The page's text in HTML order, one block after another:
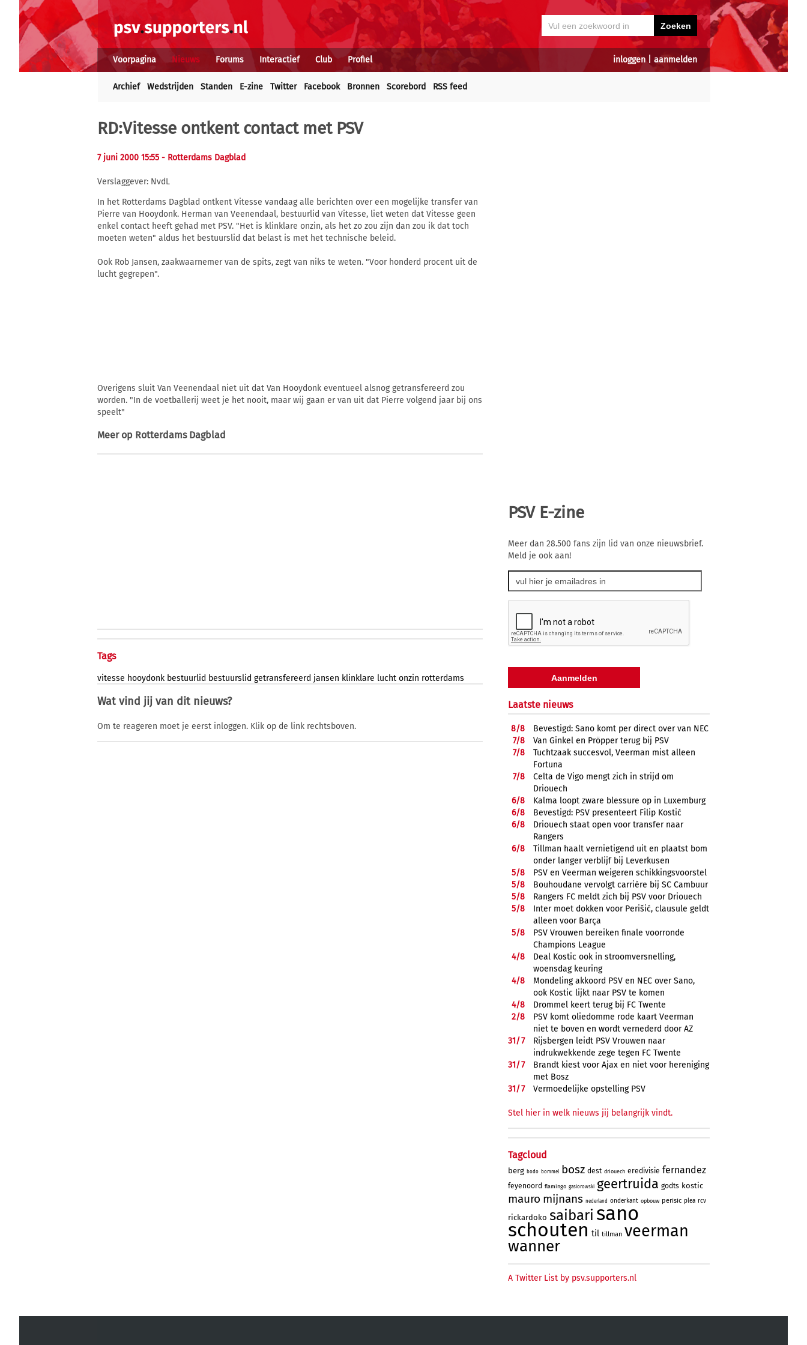
inloggen| aanmelden
Voorpagina Nieuws Forums Interactief Club Profiel
Archief Wedstrijden Standen E-zine Twitter Facebook Bronnen Scorebord RSS feed
RD:Vitesse ontkent contact met PSV
7 juni 2000 15:55 - Rotterdams Dagblad
Verslaggever: NvdL
In het Rotterdams Dagblad ontkent Vitesse vandaag alle berichten over een mogelijke transfer van
Pierre van Hooydonk. Herman van Veenendaal, bestuurlid van Vitesse, liet weten dat Vitesse geen
enkel contact heeft gehad met PSV. "Het is klinklare onzin, als het zo zou zijn dan zou ik dat toch
moeten weten" aldus het bestuurslid dat belast is met het technische beleid.
Ook Rob Jansen, zaakwaarnemer van de spits, zegt van niks te weten. "Voor honderd procent uit de
lucht gegrepen".
Overigens sluit Van Veenendaal niet uit dat Van Hooydonk eventueel alsnog getransfereerd zou
worden. "In de voetballerij weet je het nooit, maar wij gaan er van uit dat Pierre volgend jaar bij ons
speelt"
Meer op Rotterdams Dagblad
Tags
vitesse hooydonk bestuurlid bestuurslid getransfereerd jansen klinklare lucht onzin rotterdams
Wat vind jij van dit nieuws?
Om te reageren moet je eerst inloggen. Klik op de link rechtsboven.
PSV E-zine
Meer dan 28.500 fans zijn lid van onze nieuwsbrief.
Meld je ook aan!
Laatste nieuws
8/8
Bevestigd: Sano komt per direct over van NEC
7/8
Van Ginkel en Pröpper terug bij PSV
7/8
Tuchtzaak succesvol, Veerman mist alleen
Fortuna
7/8
Celta de Vigo mengt zich in strijd om
Driouech
6/8
Kalma loopt zware blessure op in Luxemburg
6/8
Bevestigd: PSV presenteert Filip Kostić
6/8
Driouech staat open voor transfer naar
Rangers
6/8
Tillman haalt vernietigend uit en plaatst bom
onder langer verblijf bij Leverkusen
5/8
PSV en Veerman weigeren schikkingsvoorstel
5/8
Bouhoudane vervolgt carrière bij SC Cambuur
5/8
Rangers FC meldt zich bij PSV voor Driouech
5/8
Inter moet dokken voor Perišić, clausule geldt
alleen voor Barça
5/8
PSV Vrouwen bereiken finale voorronde
Champions League
4/8
Deal Kostic ook in stroomversnelling,
woensdag keuring
4/8
Mondeling akkoord PSV en NEC over Sano,
ook Kostic lijkt naar PSV te komen
4/8
Drommel keert terug bij FC Twente
2/8
PSV komt oliedomme rode kaart Veerman
niet te boven en wordt vernederd door AZ
31/7
Rijsbergen leidt PSV Vrouwen naar
indrukwekkende zege tegen FC Twente
31/7
Brandt kiest voor Ajax en niet voor hereniging
met Bosz
31/7 Vermoedelijke opstelling PSV
Stel hier in welk nieuws jij belangrijk vindt.
Tagcloud
berg bodo bommel bosz dest driouech eredivisie fernandez
feyenoord flamingo gasiorowski geertruida godts kostic
mauro mijnans nederland onderkant opbouw perisic plea rcv
rickardoko saibari sano
schouten til tillman veerman
wanner
A Twitter List by psv.supporters.nl